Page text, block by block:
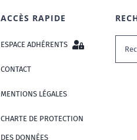
ACCÈS RAPIDE
ESPACE ADHÉRENTS
CONTACT
MENTIONS LÉGALES
CHARTE DE PROTECTION
DES DONNÉES